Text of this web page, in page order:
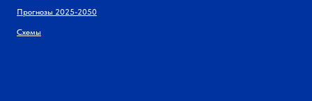
Прогнозы 2025-2050
Схемы